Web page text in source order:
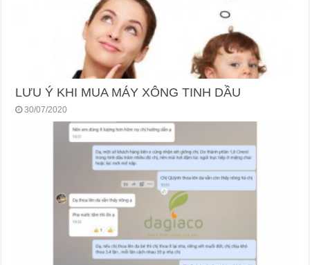
LƯU Ý KHI MUA MÁY XÔNG TINH DẦU
30/07/2020